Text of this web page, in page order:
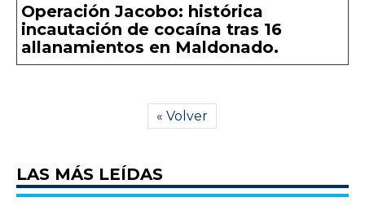
Operación Jacobo: histórica
incautación de cocaína tras 16
allanamientos en Maldonado.
« Volver
LAS MÁS LEÍDAS